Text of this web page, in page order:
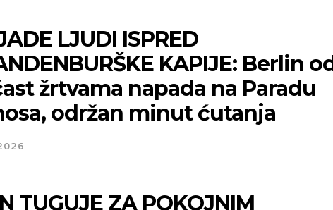
LJUDI ISPRED
KAPIJE: Berlin
žrtvama napada na Paradu
održan minut ćutanja
TUGUJE ZA POKOJNIM